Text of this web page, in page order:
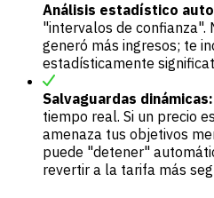
Análisis estadístico
"intervalos de confianza".
generó más ingresos; te
estadísticamente
Salvaguardas dinámicas:
tiempo real. Si un precio
amenaza tus objetivos
puede "detener"
revertir a la tarifa más